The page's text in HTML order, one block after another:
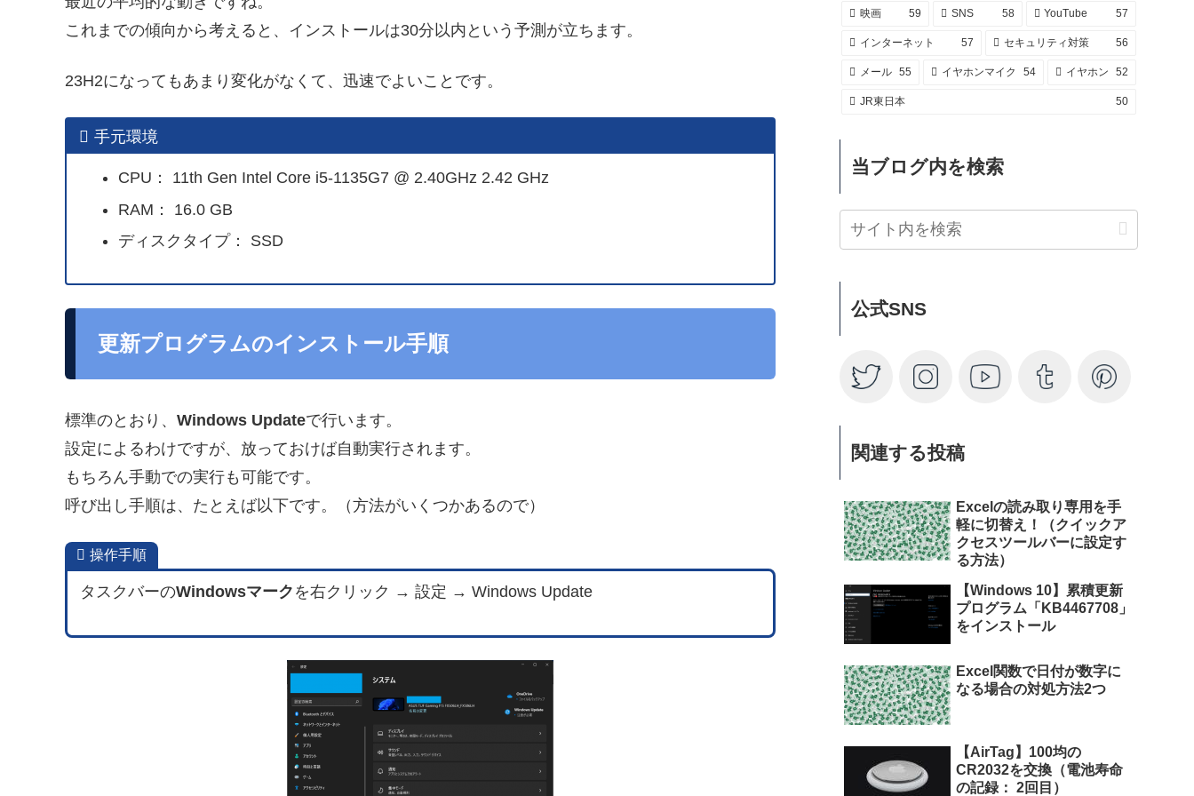
これまでの傾向から考えると、インストールは30分以内という予測が立ちます。
23H2になってもあまり変化がなくて、迅速でよいことです。
手元環境
CPU： 11th Gen Intel Core i5-1135G7 @ 2.40GHz 2.42 GHz
RAM： 16.0 GB
ディスクタイプ： SSD
更新プログラムのインストール手順
標準のとおり、 Windows Updateで行います。
設定によるわけですが、放っておけば自動実行されます。
もちろん手動での実行も可能です。
呼び出し手順は、たとえば以下です。（方法がいくつかあるので）
操作手順
タスクバーのWindowsマーク を右クリック → 設定 → Windows Update
映画 59 SNS 58 YouTube 57
インターネット 57 セキュリティ対策 56
メール 55 イヤホンマイク 54 イヤホン 52
JR東日本 50
当ブログ内を検索
公式SNS
関連する投稿
Excelの読み取り専用を手
軽に切替え！（クイックア
クセスツールバーに設定す
る方法）
【Windows 10】累積更新
プログラム「KB4467708」
をインストール
Excel関数で日付が数字に
なる場合の対処方法2つ
【AirTag】100均の
CR2032を交換（電池寿命
の記録： 2回目）